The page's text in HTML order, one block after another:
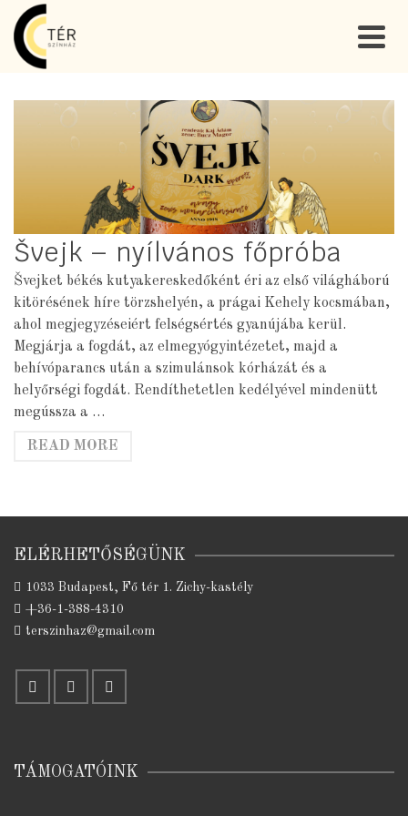
Švejk – nyílvános főpróba
Švejket békés kutyakereskedőként éri az első világháború
kitörésének híre törzshelyén, a prágai Kehely kocsmában,
ahol megjegyzéseiért felségsértés gyanújába kerül.
Megjárja a fogdát, az elmegyógyintézetet, majd a
behívóparancs után a szimulánsok kórházát és a
helyőrségi fogdát. Rendíthetetlen kedélyével mindenütt
megússza a …
READ MORE
ELÉRHETŐSÉGÜNK
1033 Budapest, Fő tér 1. Zichy-kastély
+36-1-388-4310
terszinhaz@gmail.com
TÁMOGATÓINK